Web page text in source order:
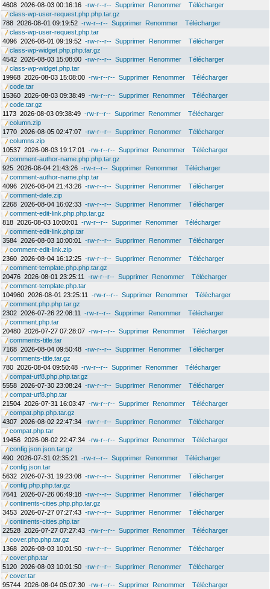
4608 2026-08-03 00:16:16 -rw-r--r-- Supprimer Renommer
Télécharger
class-wp-user-request.php.php.tar.gz
788 2026-08-01 09:19:52 -rw-r--r-- Supprimer Renommer
Télécharger
class-wp-user-request.php.tar
4096 2026-08-01 09:19:52 -rw-r--r-- Supprimer Renommer
Télécharger
class-wp-widget.php.php.tar.gz
4542 2026-08-03 15:08:00 -rw-r--r-- Supprimer Renommer
Télécharger
class-wp-widget.php.tar
19968 2026-08-03 15:08:00 -rw-r--r-- Supprimer Renommer
Télécharger
code.tar
15360 2026-08-03 09:38:49 -rw-r--r-- Supprimer Renommer
Télécharger
code.tar.gz
1173 2026-08-03 09:38:49 -rw-r--r-- Supprimer Renommer
Télécharger
column.zip
1770 2026-08-05 02:47:07 -rw-r--r-- Supprimer Renommer
Télécharger
columns.zip
10537 2026-08-03 19:17:01 -rw-r--r-- Supprimer Renommer
Télécharger
comment-author-name.php.php.tar.gz
925 2026-08-04 21:43:26 -rw-r--r-- Supprimer Renommer
Télécharger
comment-author-name.php.tar
4096 2026-08-04 21:43:26 -rw-r--r-- Supprimer Renommer
Télécharger
comment-date.zip
2268 2026-08-04 16:02:33 -rw-r--r-- Supprimer Renommer
Télécharger
comment-edit-link.php.php.tar.gz
818 2026-08-03 10:00:01 -rw-r--r-- Supprimer Renommer
Télécharger
comment-edit-link.php.tar
3584 2026-08-03 10:00:01 -rw-r--r-- Supprimer Renommer
Télécharger
comment-edit-link.zip
2360 2026-08-04 16:12:25 -rw-r--r-- Supprimer Renommer
Télécharger
comment-template.php.php.tar.gz
20476 2026-08-01 23:25:11 -rw-r--r-- Supprimer Renommer
Télécharger
comment-template.php.tar
104960 2026-08-01 23:25:11 -rw-r--r-- Supprimer Renommer
Télécharger
comment.php.php.tar.gz
2302 2026-07-26 22:08:11 -rw-r--r-- Supprimer Renommer
Télécharger
comment.php.tar
20480 2026-07-27 07:28:07 -rw-r--r-- Supprimer Renommer
Télécharger
comments-title.tar
7168 2026-08-04 09:50:48 -rw-r--r-- Supprimer Renommer
Télécharger
comments-title.tar.gz
780 2026-08-04 09:50:48 -rw-r--r-- Supprimer Renommer
Télécharger
compat-utf8.php.php.tar.gz
5558 2026-07-30 23:08:24 -rw-r--r-- Supprimer Renommer
Télécharger
compat-utf8.php.tar
21504 2026-07-31 16:03:47 -rw-r--r-- Supprimer Renommer
Télécharger
compat.php.php.tar.gz
4307 2026-08-02 22:47:34 -rw-r--r-- Supprimer Renommer
Télécharger
compat.php.tar
19456 2026-08-02 22:47:34 -rw-r--r-- Supprimer Renommer
Télécharger
config.json.json.tar.gz
490 2026-07-31 02:35:21 -rw-r--r-- Supprimer Renommer
Télécharger
config.json.tar
5632 2026-07-31 19:23:08 -rw-r--r-- Supprimer Renommer
Télécharger
config.php.php.tar.gz
7641
2026-07-26 06:49:18 -rw-r--r-- Supprimer Renommer
Télécharger
continents-cities.php.php.tar.gz
3453 2026-07-27 07:27:43 -rw-r--r-- Supprimer Renommer
Télécharger
continents-cities.php.tar
22528 2026-07-27 07:27:43 -rw-r--r-- Supprimer Renommer
Télécharger
cover.php.php.tar.gz
1368 2026-08-03 10:01:50 -rw-r--r-- Supprimer Renommer
Télécharger
cover.php.tar
5120 2026-08-03 10:01:50 -rw-r--r-- Supprimer Renommer
Télécharger
cover.tar
95744 2026-08-04 05:07:30 -rw-r--r-- Supprimer Renommer
Télécharger